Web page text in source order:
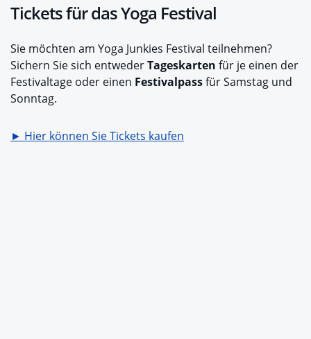
Tickets für das Yoga Festival
Sie möchten am Yoga Junkies Festival teilnehmen?
Sichern Sie sich entwederTageskarten für je einen der
Festivaltage oder einen Festivalpassfür Samstag und
Sonntag.
► Hier können Sie Tickets kaufen